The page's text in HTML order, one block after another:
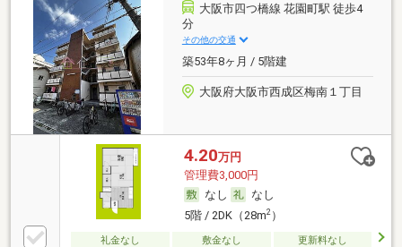
大阪市四つ橋線 花園町駅 徒歩4
分
その他の交通
築53年8ヶ月 / 5階建
大阪府大阪市西成区梅南１丁目
4.20万円
管理費3,000円
なし
なし
5階 / 2DK（28m2）
礼金なし 敷金なし
更新料なし